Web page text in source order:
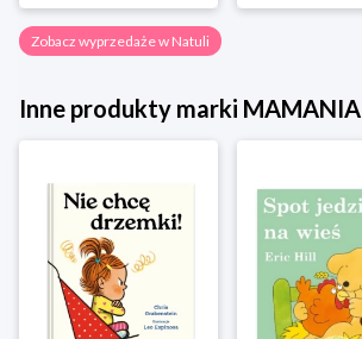
Zobacz wyprzedaże w Natuli
Inne produkty marki MAMANIA